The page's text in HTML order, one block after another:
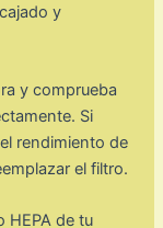
y
y comprueba
Si
rendimiento de
el filtro.
HEPA de tu